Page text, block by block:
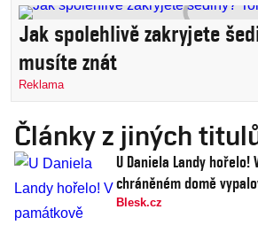
Jak spolehlivě zakryjete
musíte znát
Reklama
Články z jiných
U Daniela Landy hořelo!
chráněném domě
Blesk.cz